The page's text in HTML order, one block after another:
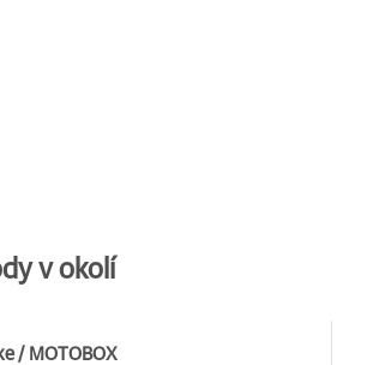
v okolí
/ MOTOBOX